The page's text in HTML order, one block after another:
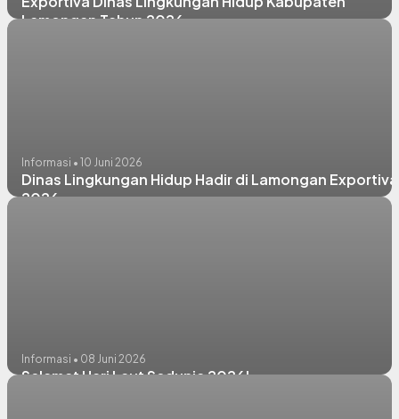
Lamongan Tahun 2026
Informasi • 10 Juni 2026
Dinas Lingkungan Hidup Hadir di Lamongan Exportiva
2026
Informasi • 08 Juni 2026
Selamat Hari Laut Sedunia 2026!